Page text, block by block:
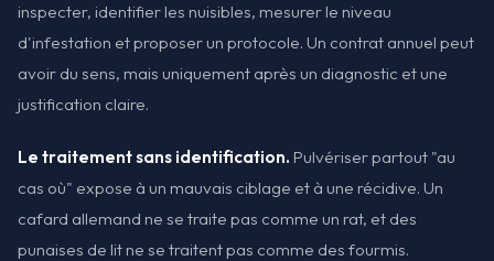
inspecter, identifier les nuisibles, mesurer le niveau
d'infestation et proposer un protocole. Un contrat annuel peut
avoir du sens, mais uniquement après un diagnostic et une
justification claire.
Le traitement sans identification. Pulvériser partout "au
cas où" expose à un mauvais ciblage et à une récidive. Un
cafard allemand ne se traite pas comme un rat, et des
punaises de lit ne se traitent pas comme des fourmis.